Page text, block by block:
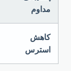
مداوم
کاهش
استرس